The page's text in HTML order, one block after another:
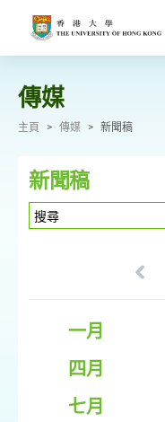
傳媒
主頁 > 傳媒 > 新聞稿
新聞稿
一月
四月
七月